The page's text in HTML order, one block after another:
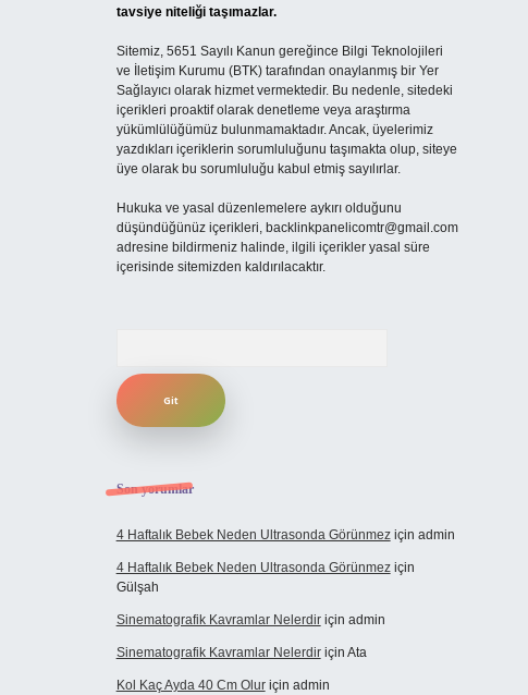
tavsiye niteliği taşımazlar.
Sitemiz, 5651 Sayılı Kanun gereğince Bilgi Teknolojileri
ve İletişim Kurumu (BTK) tarafından onaylanmış bir Yer
Sağlayıcı olarak hizmet vermektedir. Bu nedenle, sitedeki
içerikleri proaktif olarak denetleme veya araştırma
yükümlülüğümüz bulunmamaktadır. Ancak, üyelerimiz
yazdıkları içeriklerin sorumluluğunu taşımakta olup, siteye
üye olarak bu sorumluluğu kabul etmiş sayılırlar.
Hukuka ve yasal düzenlemelere aykırı olduğunu
düşündüğünüz içerikleri, backlinkpanelicomtr@gmail.com
adresine bildirmeniz halinde, ilgili içerikler yasal süre
içerisinde sitemizden kaldırılacaktır.
Son yorumlar
4 Haftalık Bebek Neden Ultrasonda Görünmeziçin admin
4 Haftalık Bebek Neden Ultrasonda Görünmeziçin
Gülşah
Sinematografik Kavramlar Nelerdiriçin admin
Sinematografik Kavramlar Nelerdiriçin Ata
Kol Kaç Ayda 40 Cm Oluriçin admin